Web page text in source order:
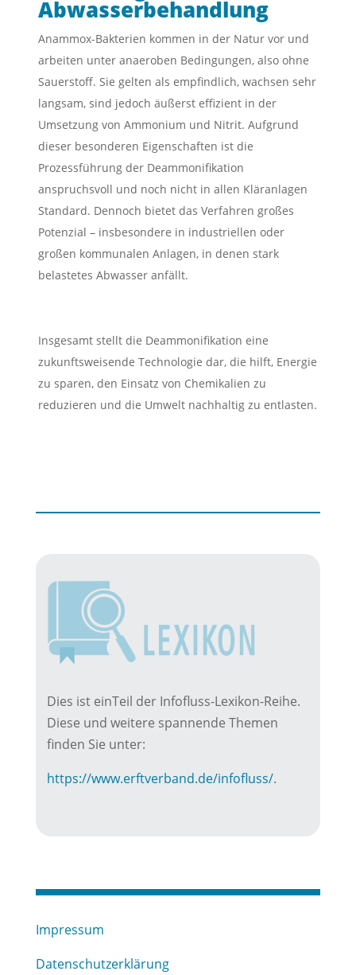
Abwasserbehandlung
Anammox-Bakterien kommen in der Natur vor und
arbeiten unter anaeroben Bedingungen, also ohne
Sauerstoff. Sie gelten als empfindlich, wachsen sehr
langsam, sind jedoch äußerst effizient in der
Umsetzung von Ammonium und Nitrit. Aufgrund
dieser besonderen Eigenschaften ist die
Prozessführung der Deammonifikation
anspruchsvoll und noch nicht in allen Kläranlagen
Standard. Dennoch bietet das Verfahren großes
Potenzial – insbesondere in industriellen oder
großen kommunalen Anlagen, in denen stark
belastetes Abwasser anfällt.
Insgesamt stellt die Deammonifikation eine
zukunftsweisende Technologie dar, die hilft, Energie
zu sparen, den Einsatz von Chemikalien zu
reduzieren und die Umwelt nachhaltig zu entlasten.
Dies ist einTeil der Infofluss-Lexikon-Reihe.
Diese und weitere spannende Themen
finden Sie unter:
https://www.erftverband.de/infofluss/.
Impressum
Datenschutzerklärung